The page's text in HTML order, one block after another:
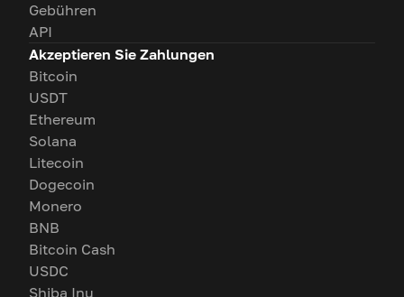
Gebühren
API
Akzeptieren Sie Zahlungen
Bitcoin
USDT
Ethereum
Solana
Litecoin
Dogecoin
Monero
BNB
Bitcoin Cash
USDC
Shiba Inu